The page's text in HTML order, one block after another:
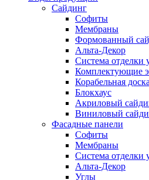
Сайдинг
Софиты
Мембраны
Формованный
Альта-Декор
Система отделки
Комплектующие
Корабельная доска
Блокхаус
Акриловый
Виниловый
Фасадные панели
Софиты
Мембраны
Система отделки
Альта-Декор
Углы